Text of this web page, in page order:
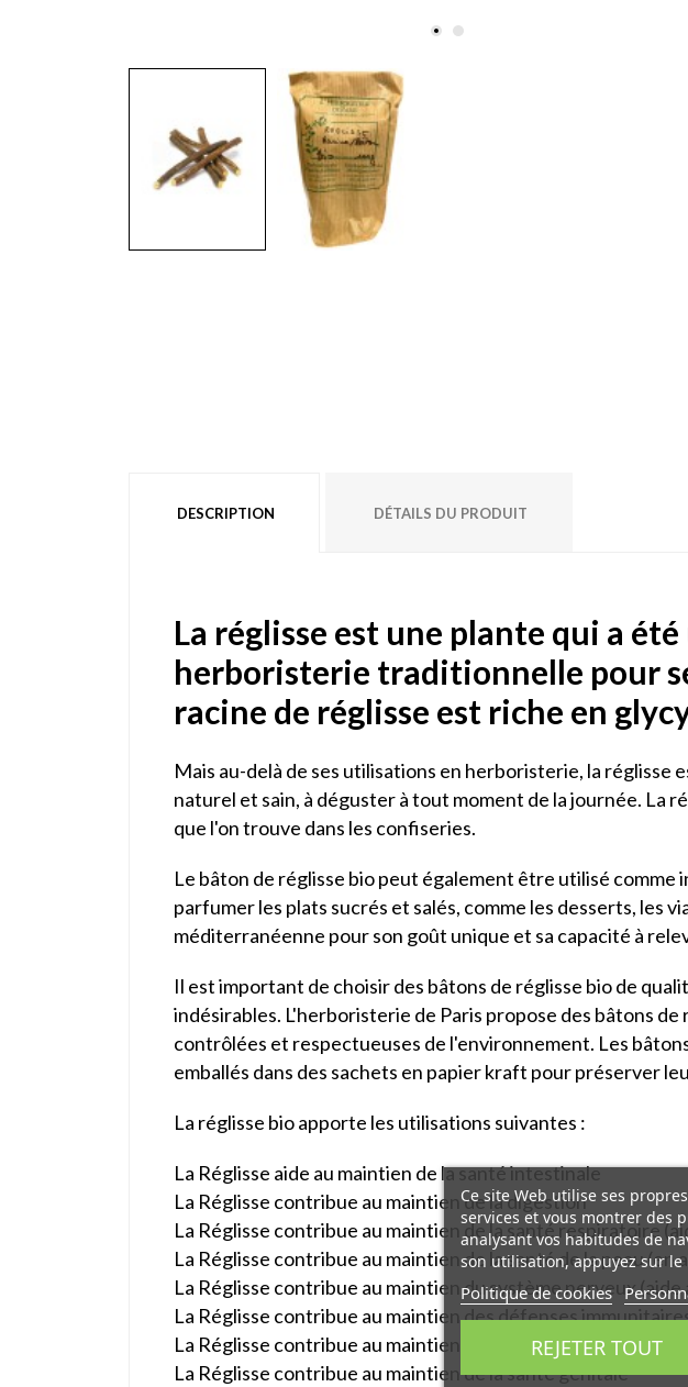
DESCRIPTION DÉTAILS DU PRODUIT
La réglisse est une plante qui a
herboristerie traditionnelle pour
racine de réglisse est riche en
Mais au-delà de ses utilisations en herboristerie, la réglisse
naturel et sain, à déguster à tout moment de la journée. La
que l'on trouve dans les confiseries.
Le bâton de réglisse bio peut également être utilisé
parfumer les plats sucrés et salés, comme les desserts, les
méditerranéenne pour son goût unique et sa capacité à
Il est important de choisir des bâtons de réglisse bio de
indésirables. L'herboristerie de Paris propose des bâtons
contrôlées et respectueuses de l'environnement. Les
emballés dans des sachets en papier kraft pour préserver
La réglisse bio apporte les utilisations suivantes :
La Réglisse aide au maintien de la santé intestinale
La Réglisse contribue au maintien de la digestion
La Réglisse contribue au maintien de la santé respiratoire
La Réglisse contribue au maintien de la santé de la peau (en
La Réglisse contribue au maintien du système nerveux
La Réglisse contribue au maintien des défenses
La Réglisse contribue au maintien de l'énergie
La Réglisse contribue au maintien de la santé génitale
Ce site Web utilise ses
services et vous montrer des
analysant vos habitudes de
son utilisation, appuyez sur le
Politique de cookies
REJETER TOUT